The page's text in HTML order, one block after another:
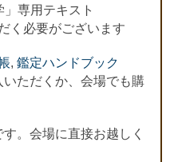
専用テキスト
く必要がございます
, 鑑定ハンドブック
ただくか、会場でも購
。会場に直接お越しく